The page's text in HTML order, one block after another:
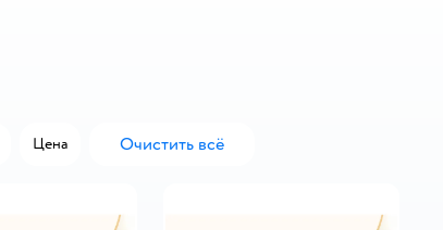
Цена Очистить всё